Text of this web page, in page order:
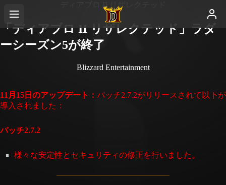
ディアブロ II リザレクテッド
「ディアブロ II リザレクテッド」ラダ
ーシーズン5が終了
Blizzard Entertainment
11月15日のアップデート： パッチ2.7.2がリリースされて以下が
導入されました：
パッチ2.7.2
様々な安定性とセキュリティの修正を行いました。